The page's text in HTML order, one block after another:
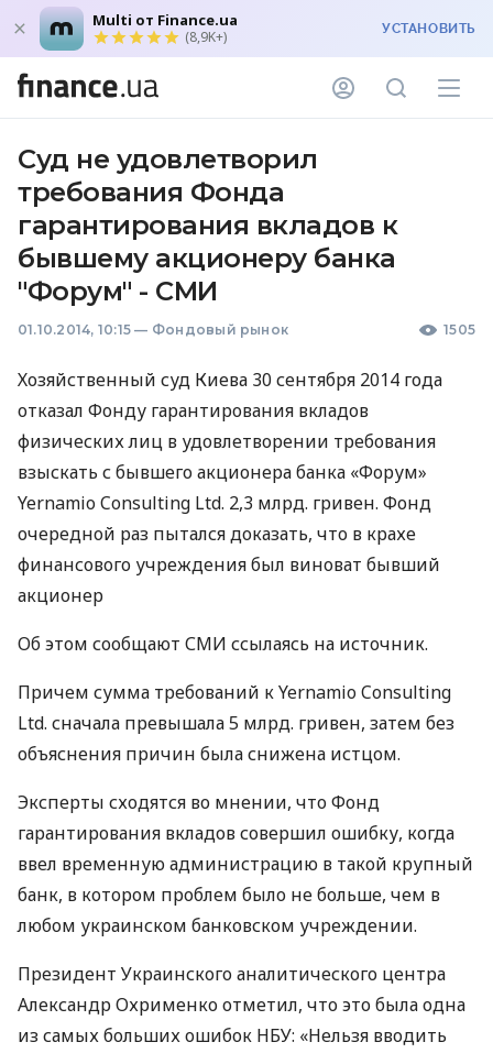
Multi от Finance.ua
(8,9K+) УСТАНОВИТЬ
Суд не удовлетворил
требования Фонда
гарантирования вкладов к
бывшему акционеру банка
"Форум" - СМИ
01.10.2014, 10:15 — Фондовый рынок 1505
Хозяйственный суд Киева 30 сентября 2014 года
отказал Фонду гарантирования вкладов
физических лиц в удовлетворении требования
взыскать с бывшего акционера банка «Форум»
Yernamio Consulting Ltd. 2,3 млрд. гривен. Фонд
очередной раз пытался доказать, что в крахе
финансового учреждения был виноват бывший
акционер
Об этом сообщают СМИ ссылаясь на источник.
Причем сумма требований к Yernamio Consulting
Ltd. сначала превышала 5 млрд. гривен, затем без
объяснения причин была снижена истцом.
Эксперты сходятся во мнении, что Фонд
гарантирования вкладов совершил ошибку, когда
ввел временную администрацию в такой крупный
банк, в котором проблем было не больше, чем в
любом украинском банковском учреждении.
Президент Украинского аналитического центра
Александр Охрименко отметил, что это была одна
из самых больших ошибок НБУ: «Нельзя вводить